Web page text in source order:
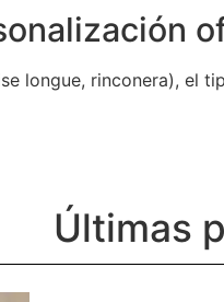
longue, rinconera), el
Últimas